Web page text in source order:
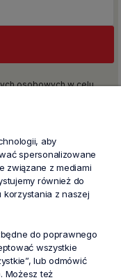
osobowych w celu
informacji
przepisami ustawy z dnia
aby
spersonalizowane
związane z mediami
również do
z naszej
do poprawnego
wszystkie
lub odmówić
Możesz też